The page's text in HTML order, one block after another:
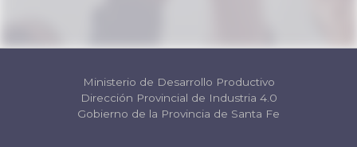
Ministerio de Desarrollo Productivo
Dirección Provincial de Industria 4.0
Gobierno de la Provincia de Santa Fe